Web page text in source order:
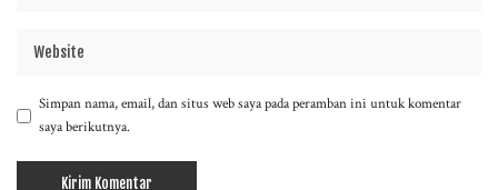
Simpan nama, email, dan situs web saya pada peramban ini untuk komentar
saya berikutnya.